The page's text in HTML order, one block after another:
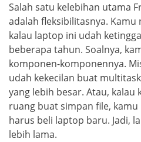
Salah satu kelebihan utama
adalah fleksibilitasnya.
kalau laptop ini udah
beberapa tahun. Soalnya,
komponen-komponennya.
udah kekecilan buat
yang lebih besar. Atau,
ruang buat simpan file, kamu
harus beli laptop baru. Jadi,
lebih lama.